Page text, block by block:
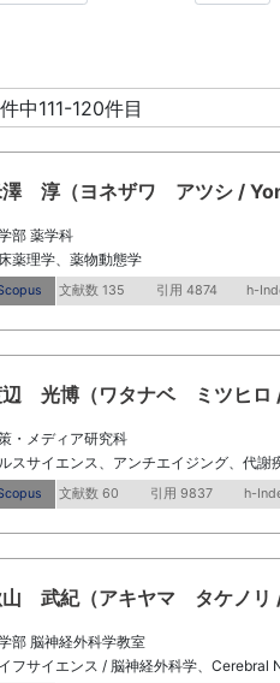
中111-120件目
澤 淳（ヨネザワ アツシ /
部 薬学科
薬理学、薬物動態学
文献数 135 引用 4874 h-
辺 光博（ワタナベ ミツヒロ
・メディア研究科
スサイエンス、アンチエイジング、代謝
文献数 60 引用 9837 h-
武紀（アキヤマ タケノリ
部 脳神経外科学教室
フサイエンス / 脳神経外科学、Cerebral